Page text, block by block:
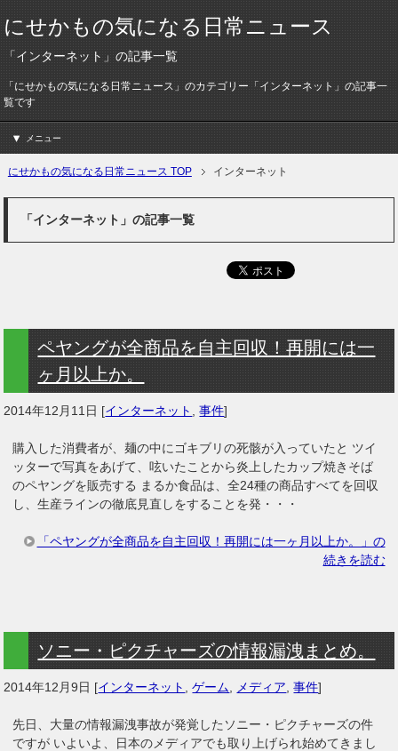
にせかもの気になる日常ニュース
「インターネット」の記事一覧
「にせかもの気になる日常ニュース」のカテゴリー「インターネット」の記事一
覧です
メニュー
にせかもの気になる日常ニュース TOP インターネット
「インターネット」の記事一覧
ペヤングが全商品を自主回収！再開には一
ヶ月以上か。
2014年12月11日 [インターネット ,事件]
購入した消費者が、麺の中にゴキブリの死骸が入っていたと ツイ
ッターで写真をあげて、呟いたことから炎上したカップ焼きそば
のペヤングを販売する まるか食品は、全24種の商品すべてを回収
し、生産ラインの徹底見直しをすることを発・・・
「ペヤングが全商品を自主回収！再開には一ヶ月以上か。」の
続きを読む
ソニー・ピクチャーズの情報漏洩まとめ。
2014年12月9日 [インターネット ,ゲーム メディア ,事件]
先日、大量の情報漏洩事故が発覚したソニー・ピクチャーズの件
ですが いよいよ、日本のメディアでも取り上げられ始めてきまし